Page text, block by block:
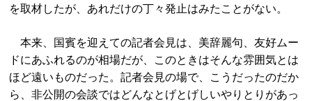
を取材したが、あれだけの丁々発止はみたことがない。
本来、国賓を迎えての記者会見は、美辞麗句、友好ムー
ドにあふれるのが相場だが、このときはそんな雰囲気とは
ほど遠いものだった。記者会見の場で、こうだったのだか
ら、非公開の会談ではどんなとげとげしいやりとりがあっ